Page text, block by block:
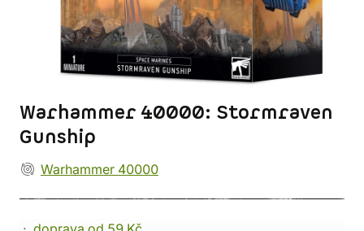
Warhammer 40000: Stormraven
Gunship
Warhammer 40000